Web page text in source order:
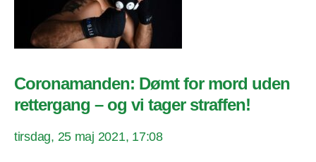
Coronamanden: Dømt for mord uden
rettergang – og vi tager straffen!
tirsdag, 25 maj 2021, 17:08